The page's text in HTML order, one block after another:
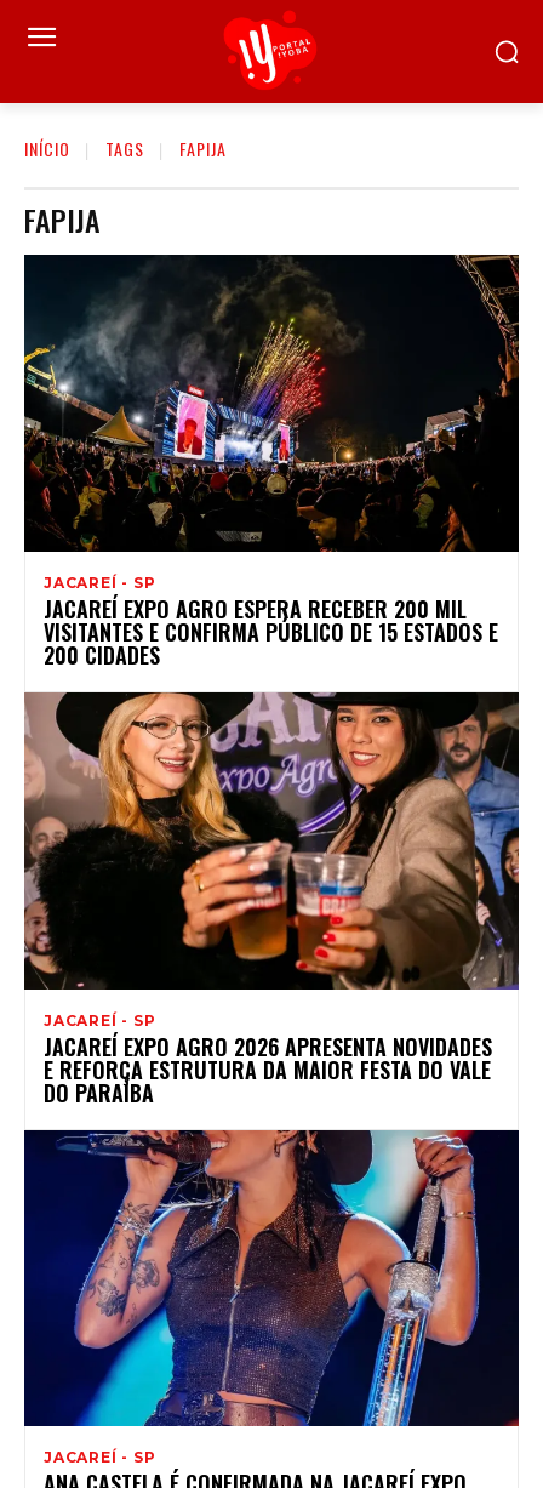
INÍCIO TAGS FAPIJA
FAPIJA
JACAREÍ - SP
JACAREÍ EXPO AGRO ESPERA RECEBER 200 MIL
VISITANTES E CONFIRMA PÚBLICO DE 15 ESTADOS E
200 CIDADES
JACAREÍ - SP
JACAREÍ EXPO AGRO 2026 APRESENTA NOVIDADES
E REFORÇA ESTRUTURA DA MAIOR FESTA DO VALE
DO PARAÍBA
JACAREÍ - SP